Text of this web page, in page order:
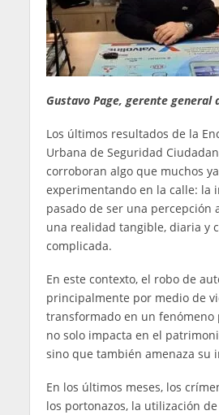
Gustavo Page, gerente general
Los últimos resultados de la
Urbana de Seguridad
corroboran algo que muchos
experimentando en la calle: la
pasado de ser una percepción
una realidad tangible, diaria y
complicada.
En este contexto, el robo de
principalmente por medio de
transformado en un fenómeno
no solo impacta en el
sino que también amenaza su
En los últimos meses, los
los portonazos, la utilización